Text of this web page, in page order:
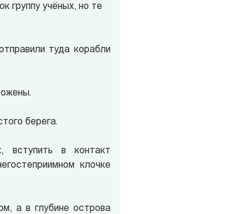
группу учёных, но те
туда корабли
берега.
вступить в контакт
клочке
а в глубине острова